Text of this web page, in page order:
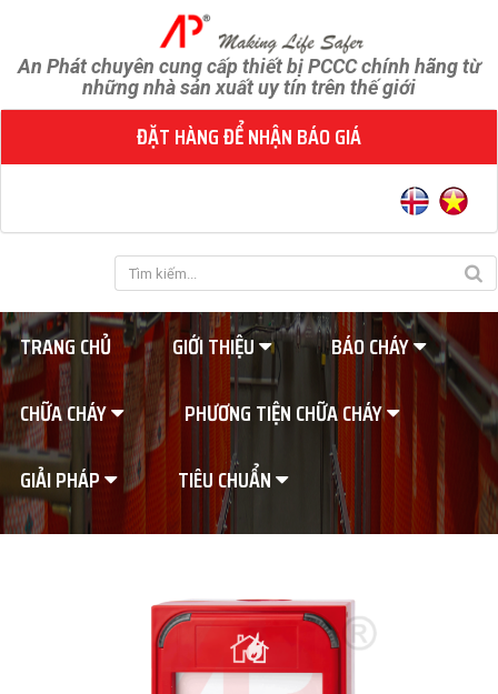
An Phát chuyên cung cấp thiết bị PCCC chính hãng từ
những nhà sản xuất uy tín trên thế giới
ĐẶT HÀNG ĐỂ NHẬN BÁO GIÁ
TRANG CHỦ GIỚI THIỆU
BÁO CHÁY
CHỮA CHÁY
PHƯƠNG TIỆN CHỮA CHÁY
GIẢI PHÁP
TIÊU CHUẨN